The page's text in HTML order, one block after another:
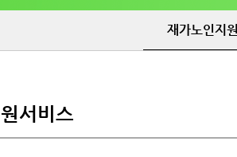
재가노인지
서비스